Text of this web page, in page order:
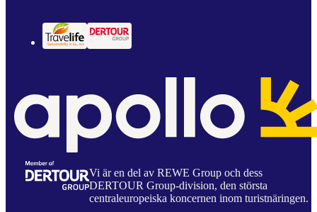
Vi är en del av REWE Group och dess
DERTOUR Group-division, den största
centraleuropeiska koncernen inom turistnäringen.